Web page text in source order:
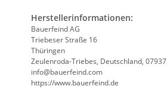
Herstellerinformationen:
Bauerfeind AG
Triebeser Straße 16
Thüringen
Zeulenroda-Triebes, Deutschland, 07937
info@bauerfeind.com
https://www.bauerfeind.de